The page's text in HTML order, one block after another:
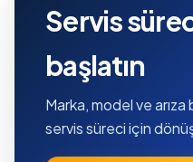
Servis
başlatın
Marka, model ve
servis süreci için dönüş